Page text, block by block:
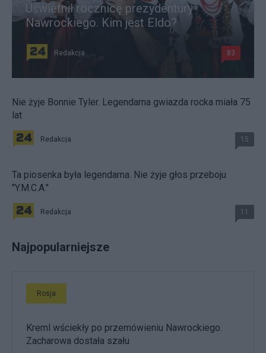
Uświetnił rocznicę prezydentury
Nawrockiego. Kim jest Eldo?
Redakcja 83
Nie żyje Bonnie Tyler. Legendarna gwiazda rocka miała 75
lat
Redakcja 15
Ta piosenka była legendarna. Nie żyje głos przeboju
"Y.M.C.A."
Redakcja 11
Najpopularniejsze
Rosja
Kreml wściekły po przemówieniu Nawrockiego.
Zacharowa dostała szału